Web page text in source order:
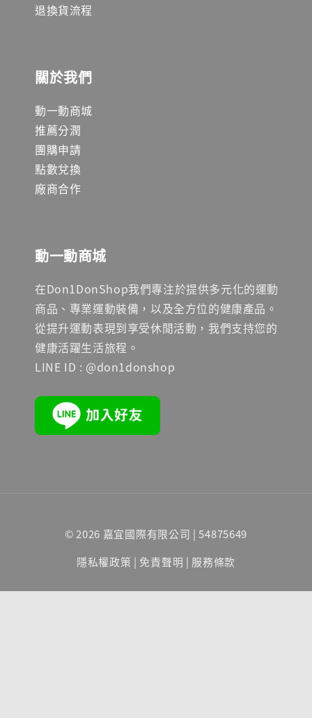
退換貨流程
關於我們
動一動商城
推薦分潤
團購申請
點數兌換
廠商合作
動一動商城
在Don1DonShop我們專注於提供多元化的運動
商品、專業運動裝備，以及全方位的健康產品。
從提升運動表現到享受休閒活動，我們支持您的
健康活躍生活旅程。
LINE ID : @don1donshop
© 2026 嘉宜國際有限公司 | 54875649
隱私權政策 | 免責聲明 | 服務條款